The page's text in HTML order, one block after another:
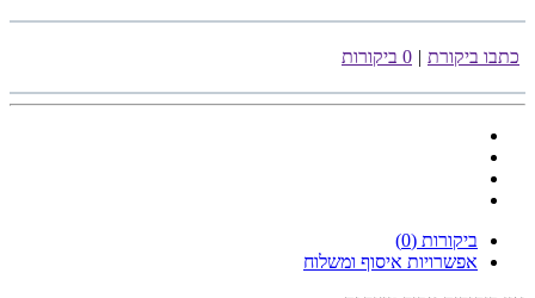
כתבו ביקורת | 0 ביקורות
ביקורות (0)
אפשרויות איסוף ומשלוח